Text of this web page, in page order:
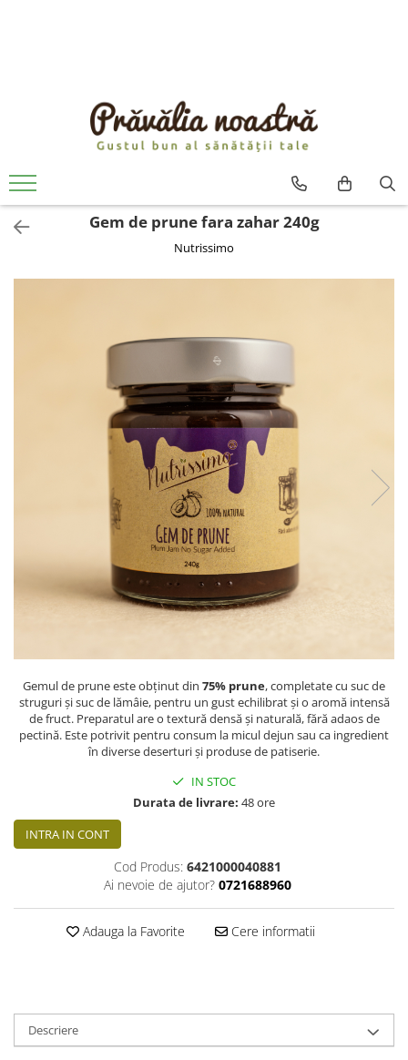
ULEIURI ȘI UNTURI
MĂSLINE
NUCI ȘI SEMINȚE
FRUCTE DESHIDRATATE
ÎNDULCITORI NATURALI / MIERE
FĂINĂ FĂRĂ GLUTEN
OREZ ȘI CEREALE
CREME ȘI PASTE TARTINABILE
CEAIURI GRECEȘTI
CIOCOLATĂ ȘI CACAO
HEALTHY SNACKS
LACTATE
BACANIE
PRODUSE ROMÂNEȘTI
COSMETICE
REMEDII NATURISTE
TOATE PRODUSELE
Gem de prune fara zahar 240g
Nutrissimo
Gemul de prune este obținut din 75% prune, completate cu suc de
struguri și suc de lămâie, pentru un gust echilibrat și o aromă intensă
de fruct. Preparatul are o textură densă și naturală, fără adaos de
pectină. Este potrivit pentru consum la micul dejun sau ca ingredient
în diverse deserturi și produse de patiserie.
IN STOC
Durata de livrare: 48 ore
INTRA IN CONT
Cod Produs: 6421000040881
Ai nevoie de ajutor? 0721688960
Adauga la Favorite Cere informatii
Descriere